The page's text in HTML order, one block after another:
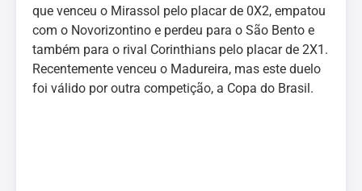
que venceu o Mirassol pelo placar de 0X2, empatou
com o Novorizontino e perdeu para o São Bento e
também para o rival Corinthians pelo placar de 2X1.
Recentemente venceu o Madureira, mas este duelo
foi válido por outra competição, a Copa do Brasil.